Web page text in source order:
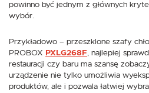
powinno być jednym z głównych
wybór.
Przykładowo – przeszklone szafy
PROBOX PXLG268F, najlepiej
restauracji czy baru ma szansę
urządzenie nie tylko umożliwia
produktów, ale i pozwala łatwiej